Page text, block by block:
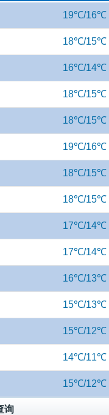
19℃/16℃
18℃/15℃
16℃/14℃
18℃/15℃
18℃/15℃
19℃/16℃
18℃/15℃
18℃/15℃
17℃/14℃
17℃/14℃
16℃/13℃
15℃/13℃
15℃/12℃
14℃/11℃
15℃/12℃
询